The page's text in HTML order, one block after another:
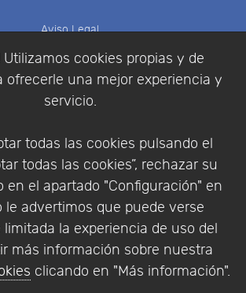
Utilizamos cookies propias y de
ofrecerle una mejor experiencia y
servicio.
todas las cookies pulsando el
todas las cookies”, rechazar su
en el apartado "Configuración" en
le advertimos que puede verse
la experiencia de uso del
más información sobre nuestra
clicando en "Más información".
Aviso Legal
Política de Privacidad
Condiciones de compra
Identificarse
Legal| Política de Privacidad |
Política de Cookies
1994 - 2026. Addlink Software
Científico, S.L.